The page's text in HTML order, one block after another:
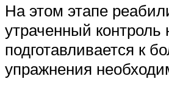
На этом этапе
утраченный
подготавливается к
упражнения